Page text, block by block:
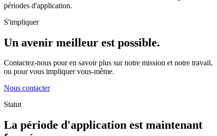
périodes d'application.
S'impliquer
Un avenir meilleur est possible.
Contactez-nous pour en savoir plus sur notre mission et notre travail,
ou pour vous impliquer vous-même.
Nous contacter
Statut
La période d'application est maintenant